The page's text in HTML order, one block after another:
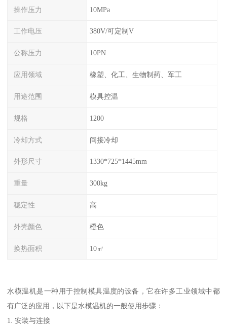
操作压力 10MPa
工作电压 380V/可定制V
公称压力 10PN
应用领域 橡塑、化工、生物制药、军工
用途范围 模具控温
规格 1200
冷却方式 间接冷却
外形尺寸 1330*725*1445mm
重量 300kg
稳定性 高
外壳颜色 橙色
换热面积 10㎡
水模温机是一种用于控制模具温度的设备，它在许多工业领域中都
有广泛的应用，以下是水模温机的一般使用步骤：
1. 安装与连接